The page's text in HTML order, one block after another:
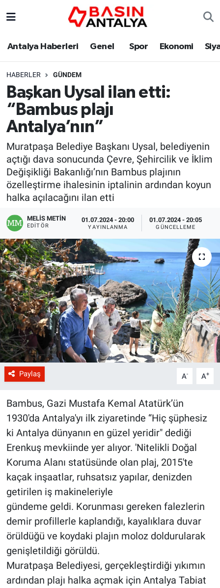
Antalya Haberleri Genel Spor Ekonomi
HABERLER GÜNDEM
Başkan Uysal ilan etti:
“Bambus plajı
Antalya’nın”
Muratpaşa Belediye Başkanı Uysal, belediyenin
açtığı dava sonucunda Çevre, Şehircilik ve İklim
Değişikliği Bakanlığı’nın Bambus plajının
özelleştirme ihalesinin iptalinin ardından koyun
halka açılacağını ilan etti
MELİS METİN
EDITÖR
01.07.2024 - 20:00
YAYINLANMA
01.07.2024 - 20:05
GÜNCELLEME
Paylaş A- A+
Bambus, Gazi Mustafa Kemal Atatürk’ün
1930'da Antalya'yı ilk ziyaretinde “Hiç şüphesiz
ki Antalya dünyanın en güzel yeridir" dediği
Erenkuş mevkiinde yer alıyor. 'Nitelikli Doğal
Koruma Alanı statüsünde olan plaj, 2015'te
kaçak inşaatlar, ruhsatsız yapılar, denizden
getirilen iş makineleriyle
gündeme geldi. Korunması gereken falezlerin
demir profillerle kaplandığı, kayalıklara duvar
örüldüğü ve koydaki plajın moloz doldurularak
genişletildiği görüldü.
Muratpaşa Belediyesi, gerçekleştirdiği yıkımın
ardından plajı halka açmak için Antalya Tabiat